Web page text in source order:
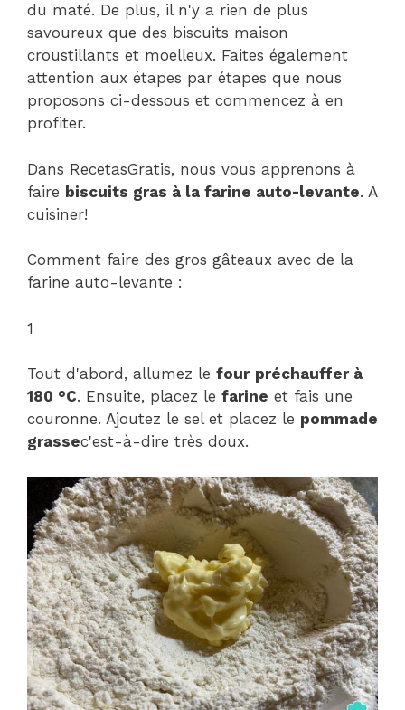
du maté. De plus, il n'y a rien de plus
savoureux que des biscuits maison
croustillants et moelleux. Faites également
attention aux étapes par étapes que nous
proposons ci-dessous et commencez à en
profiter.
Dans RecetasGratis, nous vous apprenons à
faire biscuits gras à la farine auto-levante. A
cuisiner!
Comment faire des gros gâteaux avec de la
farine auto-levante :
1
Tout d'abord, allumez le four préchauffer à
180 °C. Ensuite, placez le farine et fais une
couronne. Ajoutez le sel et placez le pommade
grassec'est-à-dire très doux.